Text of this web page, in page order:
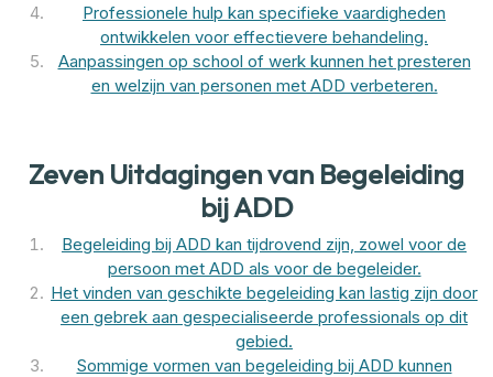
Professionele hulp kan specifieke vaardigheden
ontwikkelen voor effectievere behandeling.
Aanpassingen op school of werk kunnen het presteren
en welzijn van personen met ADD verbeteren.
Zeven Uitdagingen van Begeleiding
bij ADD
Begeleiding bij ADD kan tijdrovend zijn, zowel voor de
persoon met ADD als voor de begeleider.
Het vinden van geschikte begeleiding kan lastig zijn door
een gebrek aan gespecialiseerde professionals op dit
gebied.
Sommige vormen van begeleiding bij ADD kunnen